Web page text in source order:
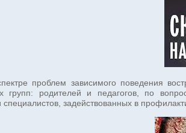
проблем зависимого поведения
групп: родителей и педагогов, по
задействованных в